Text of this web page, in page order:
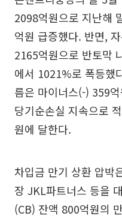
2098억원으로 지난해
억원 급증했다. 반면,
2165억원으로 반토막
에서 1021%로 폭등했
름은 마이너스(-) 359
당기순손실 지속으로
원에 달한다.
차입금 만기 상환 압박
장 JKL파트너스 등을
(CB) 잔액 800억원의